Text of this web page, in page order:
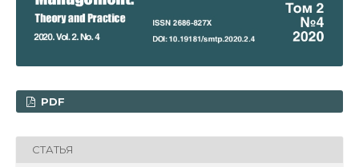
PDF
СТАТЬЯ